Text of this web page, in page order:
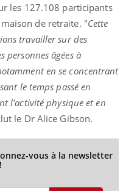
les 127.108 participants
de retraite. "Cette
travailler sur des
personnes âgées à
en se concentrant
le temps passé en
l'activité physique et en
le Dr Alice Gibson.
vous à la newsletter
!